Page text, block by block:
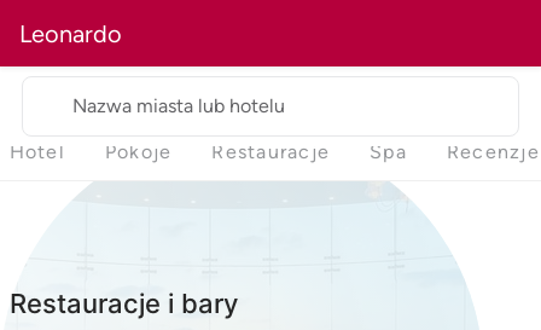
Leonardo
Nazwa miasta lub hotelu
Hotel Pokoje Restauracje Spa Recenzje
Restauracje i bary